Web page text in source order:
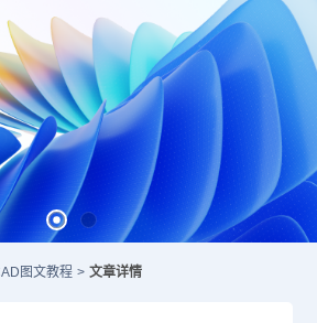
图文教程 > 文章详情